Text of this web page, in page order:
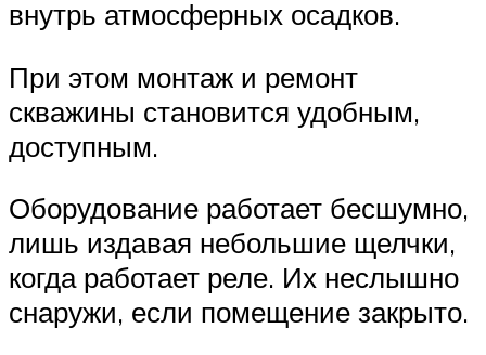
внутрь атмосферных осадков.
При этом монтаж и ремонт
скважины становится удобным,
доступным.
Оборудование работает бесшумно,
лишь издавая небольшие щелчки,
когда работает реле. Их неслышно
снаружи, если помещение закрыто.